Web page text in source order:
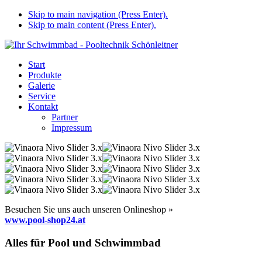
Skip to main navigation (Press Enter).
Skip to main content (Press Enter).
Start
Produkte
Galerie
Service
Kontakt
Partner
Impressum
Besuchen Sie uns auch unseren Onlineshop »
www.pool-shop24.at
Alles für Pool und Schwimmbad